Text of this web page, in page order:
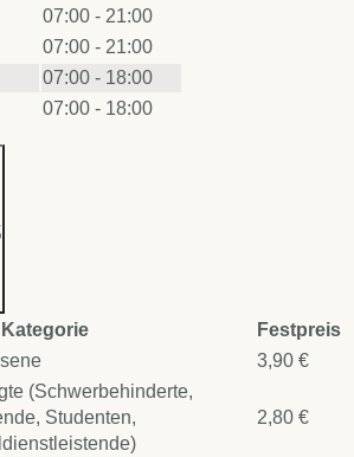
07:00 - 21:00
07:00 - 21:00
07:00 - 18:00
07:00 - 18:00
Kategorie
Festpreis
3,90 €
(Schwerbehinderte,
Studenten,
2,80 €